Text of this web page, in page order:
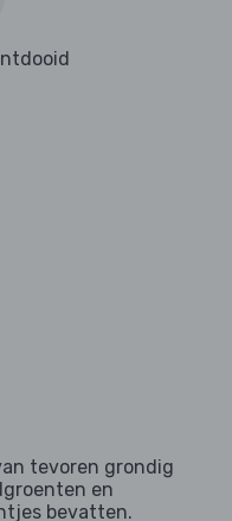
tevoren grondig
en
bevatten.